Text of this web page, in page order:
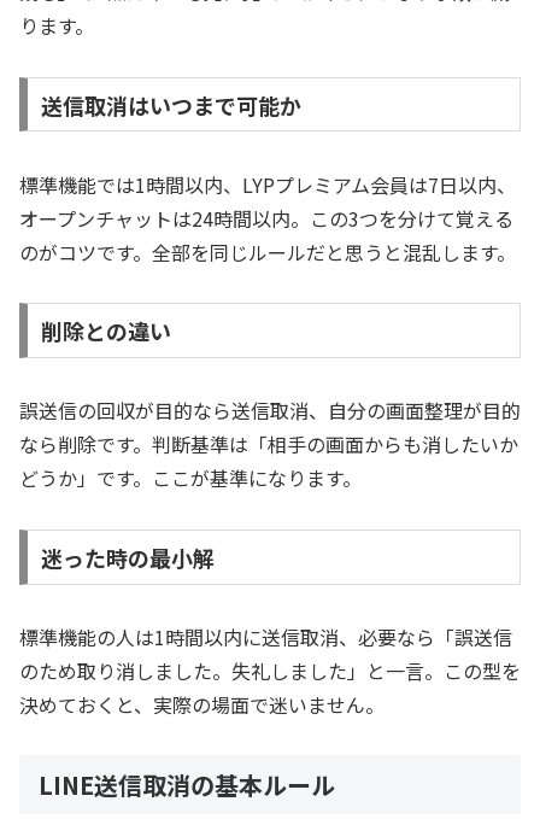
ります。
送信取消はいつまで可能か
標準機能では1時間以内、LYPプレミアム会員は7日以内、
オープンチャットは24時間以内。この3つを分けて覚える
のがコツです。全部を同じルールだと思うと混乱します。
削除との違い
誤送信の回収が目的なら送信取消、自分の画面整理が目的
なら削除です。判断基準は「相手の画面からも消したいか
どうか」です。ここが基準になります。
迷った時の最小解
標準機能の人は1時間以内に送信取消、必要なら「誤送信
のため取り消しました。失礼しました」と一言。この型を
決めておくと、実際の場面で迷いません。
LINE送信取消の基本ルール